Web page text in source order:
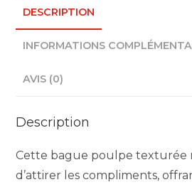
DESCRIPTION
INFORMATIONS
AVIS (0)
Description
Cette bague poulpe texturée
d’attirer les compliments,